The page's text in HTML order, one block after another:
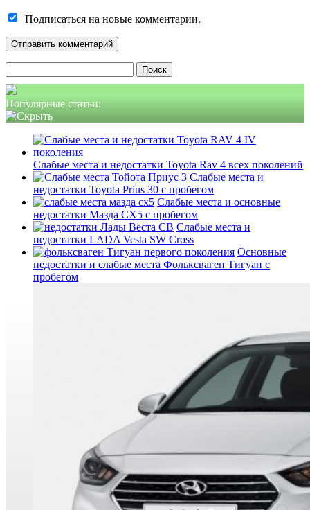
Подписаться на новые комментарии.
Популярные статьи:
Слабые места и недостатки Toyota Rav 4 всех поколений
Слабые места и
недостатки Toyota Prius 30 с пробегом
Слабые места и основные
недостатки Мазда СХ5 с пробегом
Слабые места и
недостатки LADA Vesta SW Cross
Основные
недостатки и слабые места Фольксваген Тигуан с
пробегом